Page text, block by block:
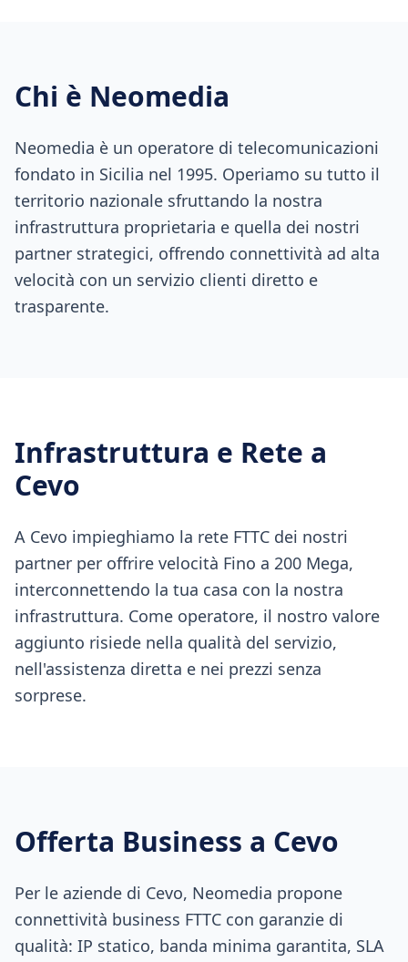
Chi è Neomedia
Neomedia è un operatore di telecomunicazioni
fondato in Sicilia nel 1995. Operiamo su tutto il
territorio nazionale sfruttando la nostra
infrastruttura proprietaria e quella dei nostri
partner strategici, offrendo connettività ad alta
velocità con un servizio clienti diretto e
trasparente.
Infrastruttura e Rete a
Cevo
A Cevo impieghiamo la rete FTTC dei nostri
partner per offrire velocità Fino a 200 Mega,
interconnettendo la tua casa con la nostra
infrastruttura. Come operatore, il nostro valore
aggiunto risiede nella qualità del servizio,
nell'assistenza diretta e nei prezzi senza
sorprese.
Offerta Business a Cevo
Per le aziende di Cevo, Neomedia propone
connettività business FTTC con garanzie di
qualità: IP statico, banda minima garantita, SLA